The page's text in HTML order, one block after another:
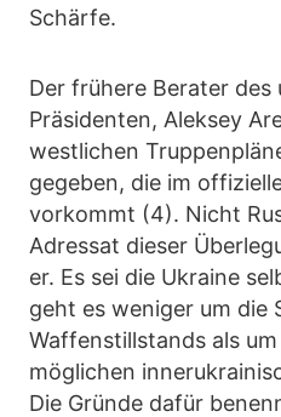
Schärfe.
Der frühere Berater des
Präsidenten, Aleksey
westlichen
gegeben, die im
vorkommt (4). Nicht
Adressat dieser
er. Es sei die Ukraine
geht es weniger um die
Waffenstillstands als
möglichen
Die Gründe dafür